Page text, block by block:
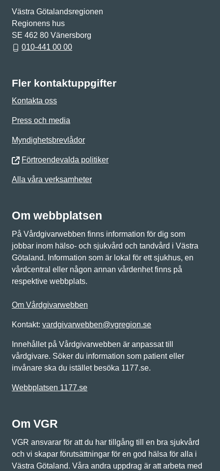
Västra Götalandsregionen
Regionens hus
SE 462 80 Vänersborg
010-441 00 00
Fler kontaktuppgifter
Kontakta oss
Press och media
Myndighetsbrevlådor
Förtroendevalda politiker
Alla våra verksamheter
Om webbplatsen
På Vårdgivarwebben finns information för dig som
jobbar inom hälso- och sjukvård och tandvård i Västra
Götaland. Information som är lokal för ett sjukhus, en
vårdcentral eller någon annan vårdenhet finns på
respektive webbplats.
Om Vårdgivarwebben
Kontakt: vardgivarwebben@vgregion.se
Innehållet på Vårdgivarwebben är anpassat till
vårdgivare. Söker du information som patient eller
invånare ska du istället besöka 1177.se.
Webbplatsen 1177.se
Om VGR
VGR ansvarar för att du har tillgång till en bra sjukvård
och vi skapar förutsättningar för en god hälsa för alla i
Västra Götaland. Våra andra uppdrag är att arbeta med